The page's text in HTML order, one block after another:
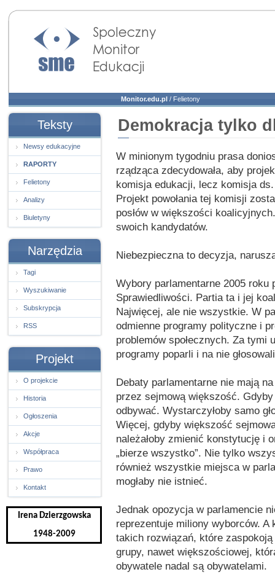
Społeczny Monitor
Edukacji
Monitor.edu.pl / Felietony
Teksty
Newsy edukacyjne
RAPORTY
Felietony
Analizy
Biuletyny
Narzędzia
Tagi
Wyszukiwanie
Subskrypcja
RSS
Projekt
O projekcie
Historia
Ogłoszenia
Akcje
Współpraca
Prawo
Kontakt
Irena Dzierzgowska
1948-2009
Demokracja tylko
W minionym tygodniu prasa
rządząca zdecydowała, aby
komisja edukacji, lecz komisja
Projekt powołania tej komisji
posłów w większości
swoich kandydatów.
Niebezpieczna to decyzja,
Wybory parlamentarne 2005 roku
Sprawiedliwości. Partia ta i jej
Najwięcej, ale nie wszystkie. W
odmienne programy polityczne i
problemów społecznych. Za
programy poparli i na nie
Debaty parlamentarne nie mają
przez sejmową większość.
odbywać. Wystarczyłoby samo
Więcej, gdyby większość
należałoby zmienić konstytucję i
„bierze wszystko”. Nie tylko
również wszystkie miejsca w
mogłaby nie istnieć.
Jednak opozycja w parlamencie
reprezentuje miliony wyborców.
takich rozwiązań, które zaspokoją
grupy, nawet większościowej,
obywatele nadal są obywatelami.